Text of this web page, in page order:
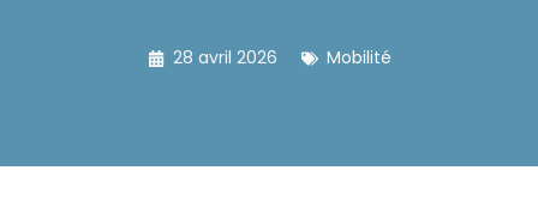
28 avril 2026 Mobilité